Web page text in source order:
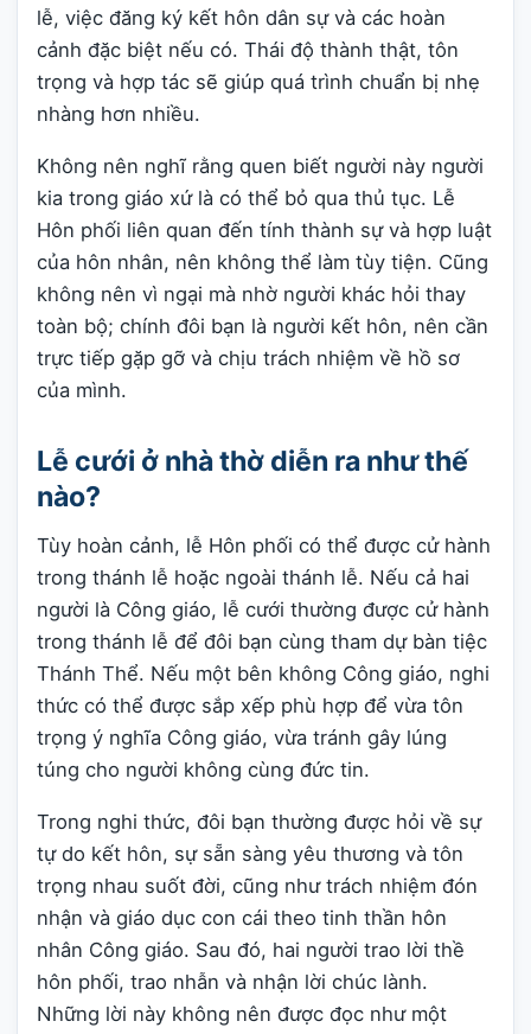
lễ, việc đăng ký kết hôn dân sự và các hoàn
cảnh đặc biệt nếu có. Thái độ thành thật, tôn
trọng và hợp tác sẽ giúp quá trình chuẩn bị nhẹ
nhàng hơn nhiều.
Không nên nghĩ rằng quen biết người này người
kia trong giáo xứ là có thể bỏ qua thủ tục. Lễ
Hôn phối liên quan đến tính thành sự và hợp luật
của hôn nhân, nên không thể làm tùy tiện. Cũng
không nên vì ngại mà nhờ người khác hỏi thay
toàn bộ; chính đôi bạn là người kết hôn, nên cần
trực tiếp gặp gỡ và chịu trách nhiệm về hồ sơ
của mình.
Lễ cưới ở nhà thờ diễn ra như thế
nào?
Tùy hoàn cảnh, lễ Hôn phối có thể được cử hành
trong thánh lễ hoặc ngoài thánh lễ. Nếu cả hai
người là Công giáo, lễ cưới thường được cử hành
trong thánh lễ để đôi bạn cùng tham dự bàn tiệc
Thánh Thể. Nếu một bên không Công giáo, nghi
thức có thể được sắp xếp phù hợp để vừa tôn
trọng ý nghĩa Công giáo, vừa tránh gây lúng
túng cho người không cùng đức tin.
Trong nghi thức, đôi bạn thường được hỏi về sự
tự do kết hôn, sự sẵn sàng yêu thương và tôn
trọng nhau suốt đời, cũng như trách nhiệm đón
nhận và giáo dục con cái theo tinh thần hôn
nhân Công giáo. Sau đó, hai người trao lời thề
hôn phối, trao nhẫn và nhận lời chúc lành.
Những lời này không nên được đọc như một